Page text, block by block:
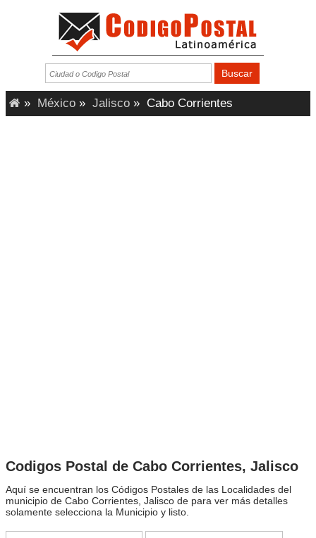
» México » Jalisco » Cabo Corrientes
Codigos Postal de Cabo Corrientes, Jalisco
Aquí se encuentran los Códigos Postales de las Localidades del
municipio de Cabo Corrientes, Jalisco de para ver más detalles
solamente selecciona la Municipio y listo.